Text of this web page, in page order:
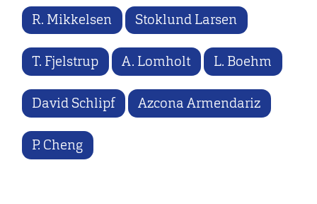
R. Mikkelsen Stoklund Larsen
T. Fjelstrup A. Lomholt L. Boehm
David Schlipf Azcona Armendariz
P. Cheng